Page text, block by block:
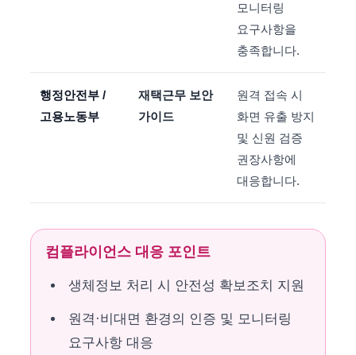
모니터링
요구사항을
충족합니다.
행정안전부 /
고용노동부
재택근무 보안
가이드
원격 접속 시
화면 유출 방지
및 신원 검증
권장사항에
대응합니다.
컴플라이언스 대응 포인트
생체정보 처리 시 안전성 확보조치 지원
원격·비대면 환경의 인증 및 모니터링
요구사항 대응